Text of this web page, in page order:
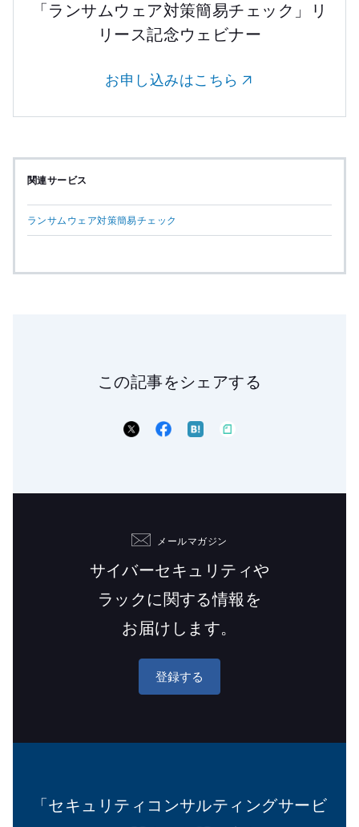
「ランサムウェア対策簡易チェック」
リ
リース記念ウェビナー
お申し込みはこちら
関連サービス
ランサムウェア対策簡易チェック
この記事をシェアする
メールマガジン
サイバーセキュリティや
ラックに関する情報を
お届けします。
登録する
「セキュリティコンサルティングサービ